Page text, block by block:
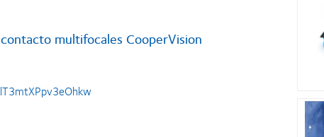
multifocales CooperVision